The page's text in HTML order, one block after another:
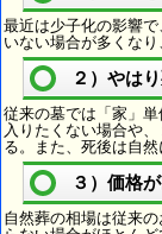
最近は少子化の影響
いない場合が多くな
２）やは
従来の墓では「家」
入りたくない場合や
る。また、死後は自
３）価格
自然葬の相場は従来